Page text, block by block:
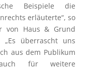
Beispiele die
erläuterte“, so
von Haus & Grund
„Es überrascht uns
aus dem Publikum
für weitere